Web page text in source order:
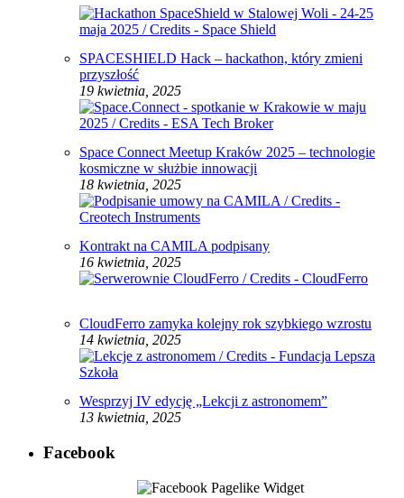
SPACESHIELD Hack – hackathon, który zmieni
przyszłość
19 kwietnia, 2025
Space Connect Meetup Kraków 2025 – technologie
kosmiczne w służbie innowacji
18 kwietnia, 2025
Kontrakt na CAMILA podpisany
16 kwietnia, 2025
CloudFerro zamyka kolejny rok szybkiego wzrostu
14 kwietnia, 2025
Wesprzyj IV edycję „Lekcji z astronomem”
13 kwietnia, 2025
Facebook